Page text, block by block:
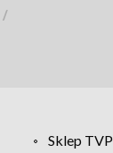
/
Sklep TVP